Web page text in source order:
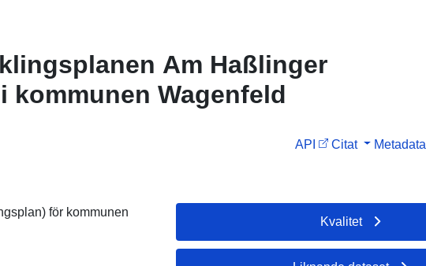
Am Haßlinger
kommunen Wagenfeld
API Citat Metadata
för kommunen
Kvalitet